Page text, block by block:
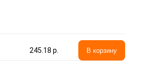
245.18 p. В корзину